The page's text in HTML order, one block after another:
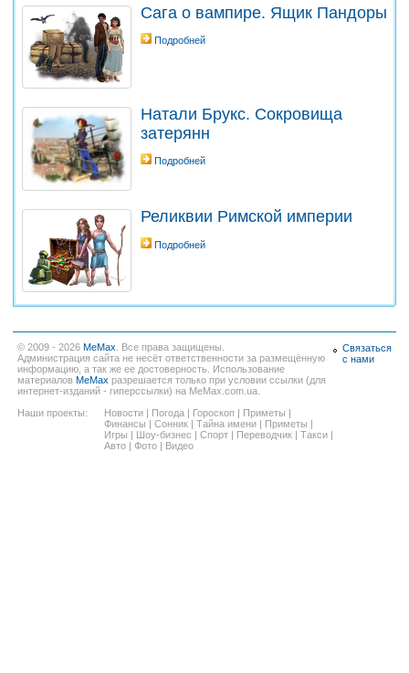
Сага о вампире. Ящик Пандоры
Подробней
Натали Брукс. Сокровища
затерянн
Подробней
Реликвии Римской империи
Подробней
© 2009 - 2026 MeMax . Все права защищены.
Администрация сайта не несёт ответственности за размещённую
информацию, а так же ее достоверность. Использование
материалов MeMax разрешается только при условии ссылки (для
интернет-изданий - гиперссылки) на MeMax.com.ua.
Наши проекты:
Новости | Погода | Гороскоп | Приметы |
Финансы | Сонник | Тайна имени | Приметы |
Игры | Шоу-бизнес | Спорт | Переводчик | Такси |
Авто | Фото | Видео
Связаться
с нами